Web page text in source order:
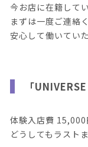
今お店に在籍して
まずは一度ご連絡
安心して働いてい
「
体験入店費 15,000
どうしてもラスト